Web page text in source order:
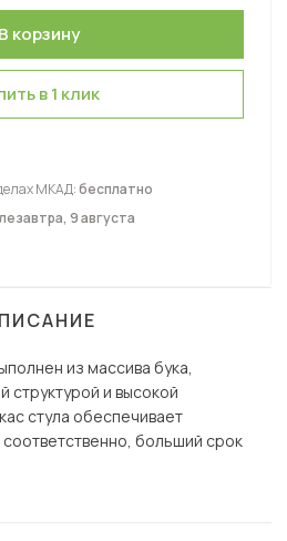
в 1 клик
МКАД:бесплатно
9 августа
из массива бука,
и высокой
стула обеспечивает
больший срок